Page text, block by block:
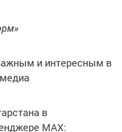
и интересным в
в
MАХ: